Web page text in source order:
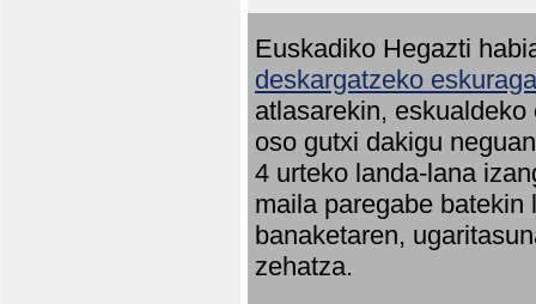
Euskadiko Hegazti
deskargatzeko
atlasarekin,
oso gutxi dakigu
4 urteko landa-lana
maila paregabe
banaketaren,
zehatza.